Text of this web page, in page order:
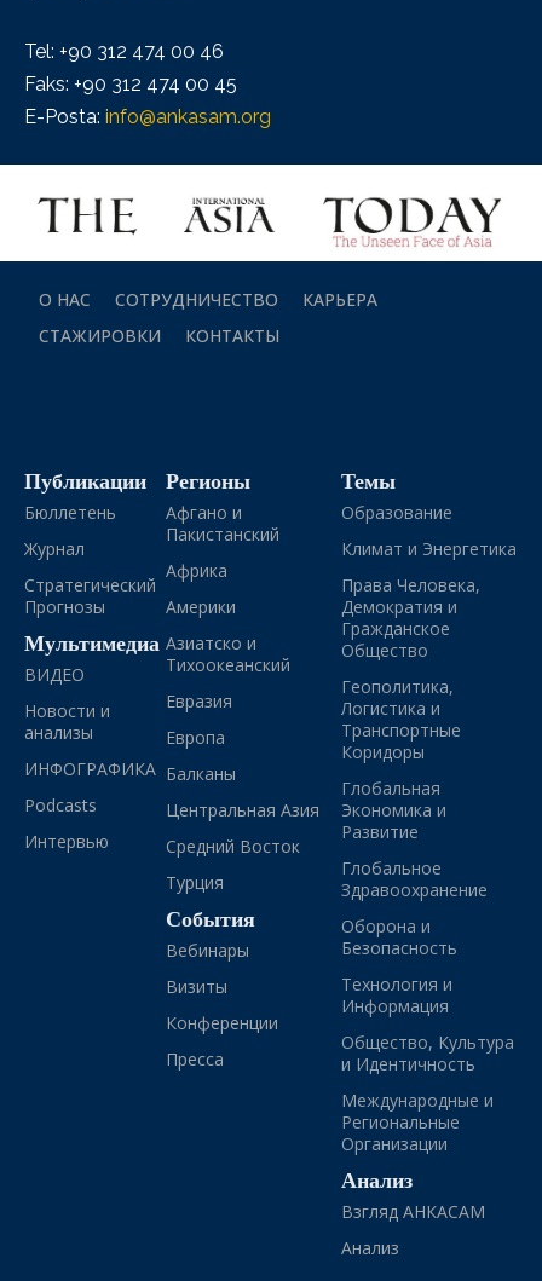
Tel: +90 312 474 00 46
Faks: +90 312 474 00 45
E-Posta: info@ankasam.org
О НАС СОТРУДНИЧЕСТВО
КАРЬЕРА
СТАЖИРОВКИ
КОНТАКТЫ
Публикации
Бюллетень
Журнал
Стратегический
Прогнозы
Мультимедиа
ВИДЕО
Новости и
анализы
ИНФОГРАФИКА
Podcasts
Интервью
Регионы
Афгано и
Пакистанский
Африка
Америки
Азиатско и
Тихоокеанский
Евразия
Европа
Балканы
Центральная Азия
Средний Восток
Турция
События
Вебинары
Визиты
Конференции
Пресса
Темы
Образование
Климат и Энергетика
Права Человека,
Демократия и
Гражданское
Общество
Геополитика,
Логистика и
Транспортные
Коридоры
Глобальная
Экономика и
Развитие
Глобальное
Здравоохранение
Оборона и
Безопасность
Технология и
Информация
Общество, Культура
и Идентичность
Международные и
Региональные
Организации
Анализ
Взгляд АНКАСАМ
Анализ